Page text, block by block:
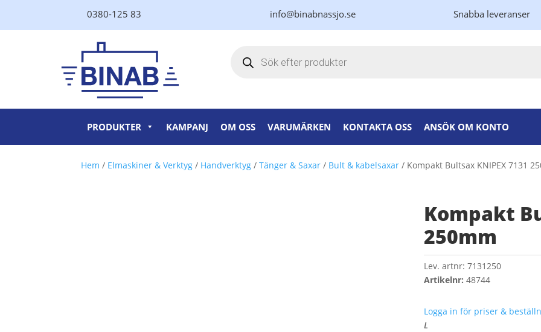
0380-125 83 info@binabnassjo.se Snabba leveranser
PRODUKTER KAMPANJ OM OSS VARUMÄRKEN KONTAKTA OSS ANSÖK OM KONTO
Hem / Elmaskiner & Verktyg / Handverktyg /Tänger & Saxar / Bult & kabelsaxar / Kompakt Bultsax KNIPEX 7131
Kompakt
250mm
Lev. artnr: 7131250
Artikelnr: 48744
Logga in för priser &
L